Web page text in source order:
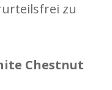
zu
Chestnut